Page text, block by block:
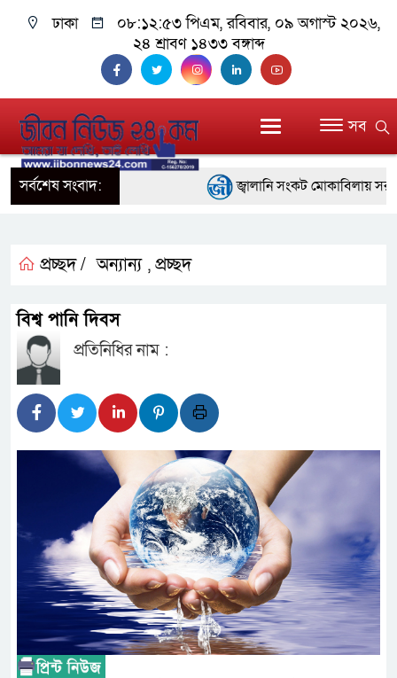
ঢাকা ০৮:১২:৫৪ পিএম, রবিবার, ০৯ অগাস্ট ২০২৬,
২৪ শ্রাবণ ১৪৩৩ বঙ্গাব্দ
সব
সর্বশেষ সংবাদ:
জ্বালানি সংকট মোকাবিলায় সরকার
নিয়েছে সরকার
নদী দূষণ রোধে সমন্বিত
নেই : প্রধানমন্ত্রী
লালমনিরহাটে মাদকসহ
ওমানের সঙ্গে ইরানের হরমুজ
আত-তানযীল ইনস্টিটিউট
প্রচ্ছদ / অন্যান্য , প্রচ্ছদ
বিশ্ব পানি দিবস
প্রতিনিধির নাম :